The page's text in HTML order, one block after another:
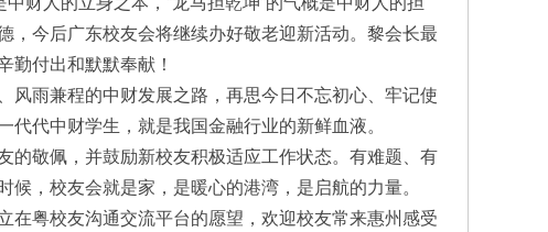
，今后广东校友会将继续办好敬老迎新活动。黎会长最
勤付出和默默奉献！
风雨兼程的中财发展之路，再思今日不忘初心、牢记使
代中财学生，就是我国金融行业的新鲜血液。
的敬佩，并鼓励新校友积极适应工作状态。有难题、有
，校友会就是家，是暖心的港湾，是启航的力量。
在粤校友沟通交流平台的愿望，欢迎校友常来惠州感受